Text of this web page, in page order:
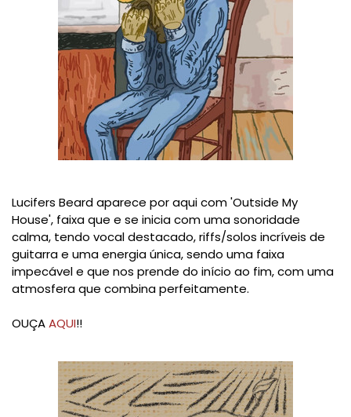
Lucifers Beard aparece por aqui com 'Outside My
House', faixa que e se inicia com uma sonoridade
calma, tendo vocal destacado, riffs/solos incríveis de
guitarra e uma energia única, sendo uma faixa
impecável e que nos prende do início ao fim, com uma
atmosfera que combina perfeitamente.
OUÇAAQUI!!